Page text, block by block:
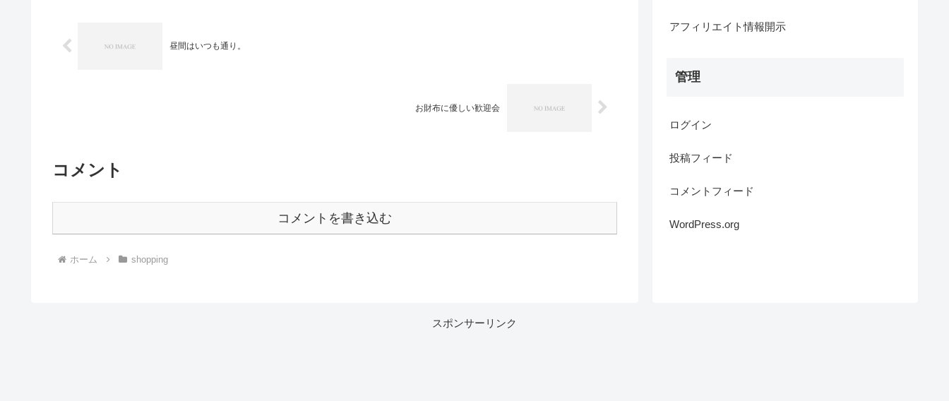
昼間はいつも通り。
お財布に優しい歓迎会
コメント
コメントを書き込む
ホーム shopping
アフィリエイト情報開示
管理
ログイン
投稿フィード
コメントフィード
WordPress.org
スポンサーリンク